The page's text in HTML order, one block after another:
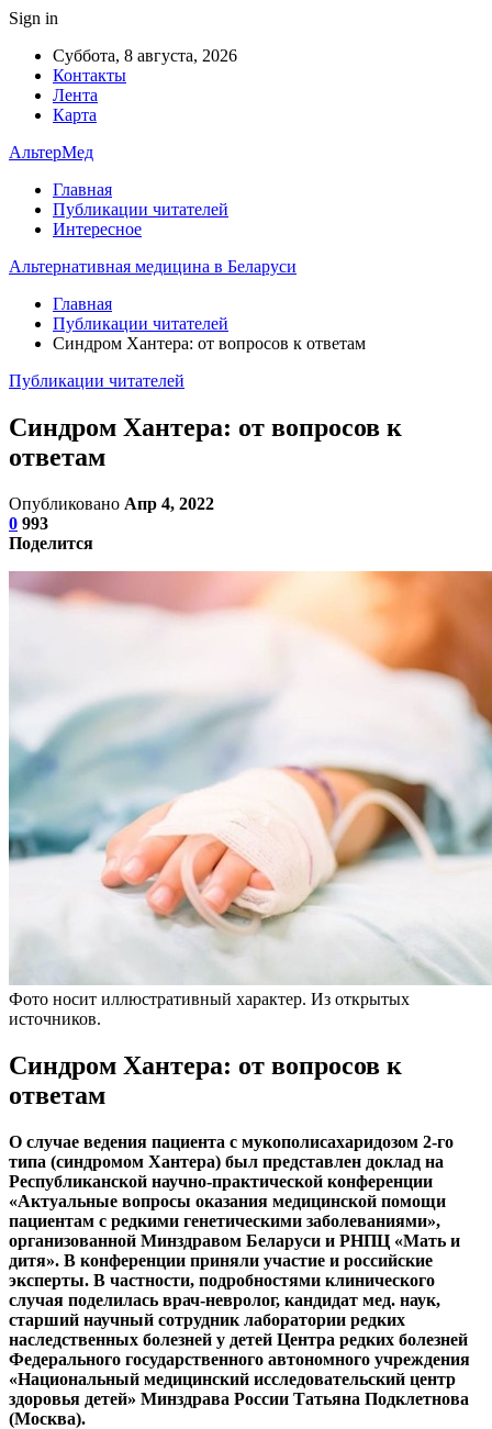
Sign in
Суббота, 8 августа, 2026
Контакты
Лента
Карта
АльтерМед
Главная
Публикации читателей
Интересное
Альтернативная медицина в Беларуси
Главная
Публикации читателей
Синдром Хантера: от вопросов к ответам
Публикации читателей
Синдром Хантера: от вопросов к
ответам
Опубликовано Апр 4, 2022
0 993
Поделится
Фото носит иллюстративный характер. Из открытых
источников.
Синдром Хантера: от вопросов к
ответам
О случае ведения пациента с мукополисахаридозом 2-го
типа (синдромом Хантера) был представлен доклад на
Республиканской научно-практической конференции
«Актуальные вопросы оказания медицинской помощи
пациентам с редкими генетическими заболеваниями»,
организованной Минздравом Беларуси и РНПЦ «Мать и
дитя». В конференции приняли участие и российские
эксперты. В частности, подробностями клинического
случая поделилась врач-невролог, кандидат мед. наук,
старший научный сотрудник лаборатории редких
наследственных болезней у детей Центра редких болезней
Федерального государственного автономного учреждения
«Национальный медицинский исследовательский центр
здоровья детей» Минздрава России Татьяна Подклетнова
(Москва).